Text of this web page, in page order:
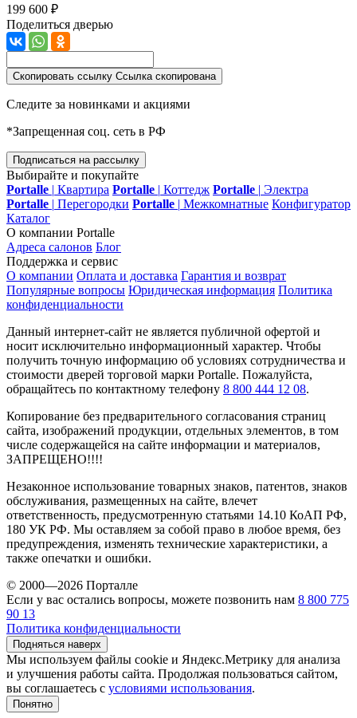
199 600 ₽
Поделиться дверью
Скопировать ссылку Ссылка скопирована
Следите за новинками и акциями
*Запрещенная соц. сеть в РФ
Подписаться на рассылку
Выбирайте и покупайте
Portalle | Квартира Portalle | Коттедж Portalle | Электра
Portalle | Перегородки Portalle | Межкомнатные Конфигуратор
Каталог
О компании Portalle
Адреса салонов Блог
Поддержка и сервис
О компании Оплата и доставка Гарантия и возврат
Популярные вопросы Юридическая информация Политика
конфиденциальности
Данный интернет-сайт не является публичной офертой и
носит исключительно информационный характер. Чтобы
получить точную информацию об условиях сотрудничества и
стоимости дверей торговой марки Portalle. Пожалуйста,
обращайтесь по контактному телефону 8 800 444 12 08.
Копирование без предварительного согласования страниц
сайта, изображений продукции, отдельных элементов, в том
числе содержащейся на сайте информации и материалов,
ЗАПРЕЩЕНО!!!!
Незаконное использование товарных знаков, патентов, знаков
обслуживания, размещенных на сайте, влечет
ответственность, предусмотренную статьями 14.10 КоАП РФ,
180 УК РФ. Мы оставляем за собой право в любое время, без
предупреждения, изменять технические характеристики, а
также опечатки и ошибки.
© 2000—2026 Порталле
Если у вас остались вопросы, можете позвонить нам 8 800 775
90 13
Политика конфиденциальности
Подняться наверх
Мы используем файлы cookie и Яндекс.Метрику для анализа
и улучшения работы сайта. Продолжая пользоваться сайтом,
вы соглашаетесь с условиями использования.
Понятно